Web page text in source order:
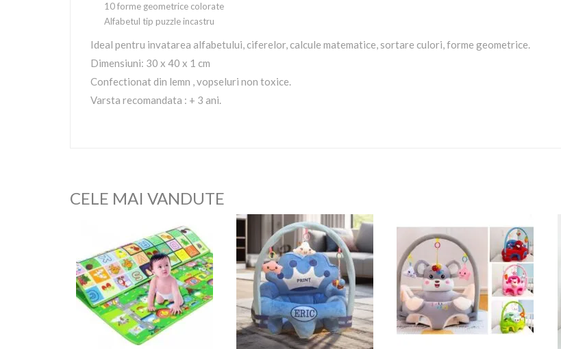
10 forme geometrice colorate
Alfabetul tip puzzle incastru
Ideal pentru invatarea alfabetului, ciferelor, calcule matematice, sortare culori, forme geometrice.
Dimensiuni: 30 x 40 x 1 cm
Confectionat din lemn , vopseluri non toxice.
Varsta recomandata : + 3 ani.
CELE MAI VANDUTE